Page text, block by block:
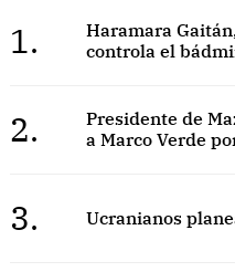
1.
Haramara
controla el
2.
Presidente de
a Marco Verde
3. Ucranianos